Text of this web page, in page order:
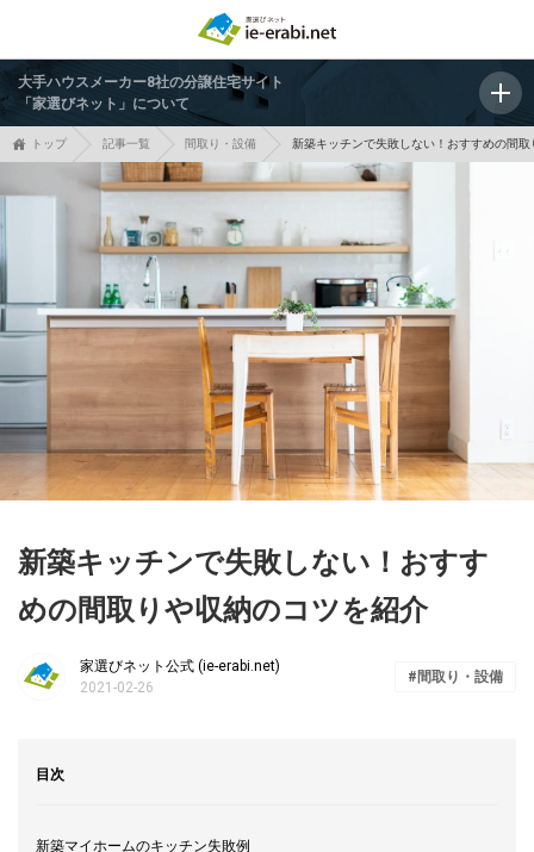
大手ハウスメーカー8社の分譲住宅サイト
「家選びネット」について
トップ 記事一覧 間取り・設備 新築キッチンで失敗しない！おすすめの間
新築キッチンで失敗しない！おすす
めの間取りや収納のコツを紹介
家選びネット公式 (ie-erabi.net)
2021-02-26
間取り・設備
目次
新築マイホームのキッチン失敗例